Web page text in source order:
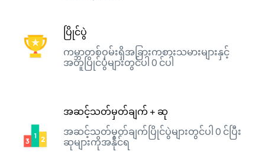
ပြိုင်ပွဲ
ကမ္ဘာတစ်ဝှမ်းရှိအခြားကစားသမားများနှင့်
အတူပြိုင်ပွဲများတွင်ပါ 0 င်ပါ
အဆင့်သတ်မှတ်ချက် + ဆု
အဆင့်သတ်မှတ်ချက်ပြိုင်ပွဲများတွင်ပါ 0 င်ပြီး
ဆုများကိုအနိုင်ရ